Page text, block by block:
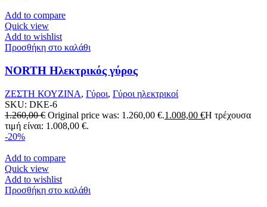
Add to compare
Quick view
Add to wishlist
Προσθήκη στο καλάθι
NORTH Ηλεκτρικός γύρος
ΖΕΣΤΗ ΚΟΥΖΙΝΑ, Γύροι, Γύροι ηλεκτρικοί
SKU: DKE-6
1.260,00€ Original price was: 1.260,00 €.1.008,00 €Η τρέχουσα
τιμή είναι: 1.008,00 €.
-20%
Add to compare
Quick view
Add to wishlist
Προσθήκη στο καλάθι